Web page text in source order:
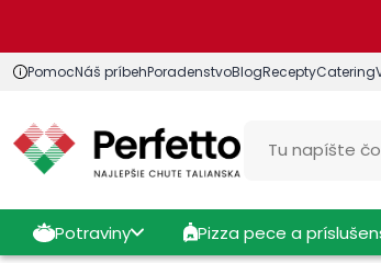
PomocNáš príbehPoradenstvoBlogReceptyCatering
Potraviny Pizza pece a